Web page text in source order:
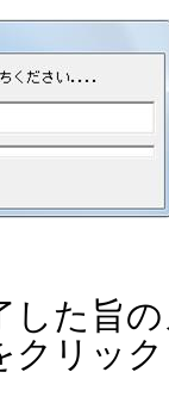
した旨
クリッ